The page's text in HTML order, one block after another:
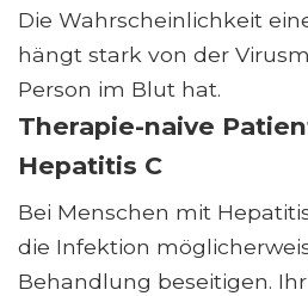
Die Wahrscheinlichkeit
hängt stark von der
Person im Blut hat.
Therapie-naive
Hepatitis C
Bei Menschen mit
die Infektion
Behandlung beseitigen.